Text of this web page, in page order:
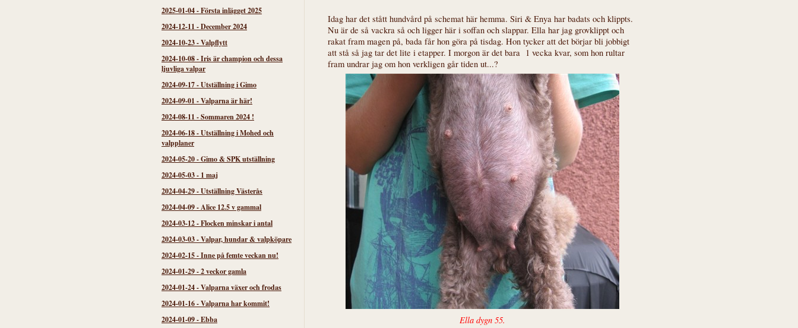
2025-01-04-Första inlägget 2025
2024-12-11 -December 2024
2024-10-23-Valpflytt
2024-10-08-Iris är champion och dessa
ljuvliga valpar
2024-09-17-Utställning i Gimo
2024-09-01 -Valparna är här!
2024-08-11 -Sommaren 2024 !
2024-06-18-Utställning i Mohed och
valpplaner
2024-05-20-Gimo & SPK utställning
2024-05-03- 1 maj
2024-04-29-Utställning Västerås
2024-04-09-Alice 12.5 v gammal
2024-03-12-Flocken minskar i antal
2024-03-03-Valpar, hundar & valpköpare
2024-02-15-Inne på femte veckan nu!
2024-01-29-2 veckor gamla
2024-01-24-Valparna växer och frodas
2024-01-16-Valparna har kommit!
2024-01-09-Ebba
Idag har det stått hundvård på schemat här hemma. Siri & Enya har badats och klippts.
Nu är de så vackra så och ligger här i soffan och slappar. Ella har jag grovklippt och
rakat fram magen på, bada får hon göra på tisdag. Hon tycker att det börjar bli jobbigt
att stå så jag tar det lite i etapper. I morgon är det bara 1 vecka kvar, som hon rultar
fram undrar jag om hon verkligen går tiden ut...?
Ella dygn 55.